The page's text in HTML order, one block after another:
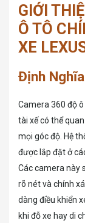
GIỚI
Ô TÔ
XE
Định
Camera 360 độ
tài xế có thể
mọi góc độ. Hệ
được lắp đặt ở
Các camera này
rõ nét và chính
dàng điều khiển
khi đỗ xe hay di